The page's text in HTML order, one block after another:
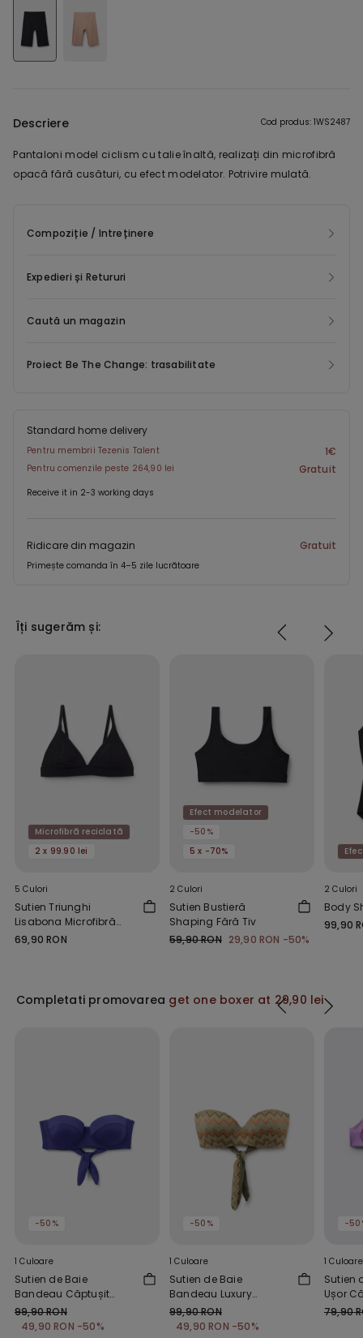
Descriere Cod produs: 1WS2487
Pantaloni model ciclism cu talie înaltă, realizați din microfibră
opacă fără cusături, cu efect modelator. Potrivire mulată.
Compoziție / Intreținere
Expedieri și Retururi
Caută un magazin
Proiect Be The Change: trasabilitate
Standard home delivery
Pentru membrii Tezenis Talent 1€
Pentru comenzile peste 264,90 lei Gratuit
Receive it in 2-3 working days
Ridicare din magazin Gratuit
Primește comanda în 4–5 zile lucrătoare
Îți sugerăm și:
Microfibră reciclată
2 x 99.90 lei
5 Culori
Sutien Triunghi
Lisabona Microfibră
Reciclată
69,90 RON
Efect modelator
-50%
5 x -70%
2 Culori
Sutien Bustieră
Shaping Fără Tiv
59,90 RON 29,90 RON -50%
2 Culori
Body
99,90
Completati promovarea get one boxer at 29,90 lei
-50%
1 Culoare
Sutien de Baie
Bandeau Căptușit
Glimmer Diva
99,90 RON
49,90 RON -50%
-50%
1 Culoare
Sutien de Baie
Bandeau Luxury
Chevron
99,90 RON
49,90 RON -50%
-
1 Culoare
Sutien
Ușor
Glam
79,90